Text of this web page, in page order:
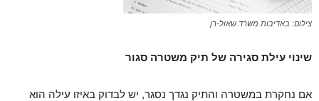
צילום: באדיבות משרד שאול-רן
שינוי עילת סגירה של תיק משטרה סגור
אם נחקרת במשטרה והתיק נגדך נסגר, יש לבדוק באיזו עילה הוא